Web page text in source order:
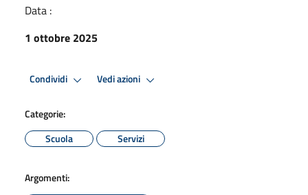
Data :
1 ottobre 2025
Condividi Vedi azioni
Categorie:
Scuola
Servizi
Argomenti: